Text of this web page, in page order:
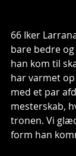
66 Iker
bare bedre
han kom til
har varmet
med et par
mesterskab,
tronen. Vi
form han